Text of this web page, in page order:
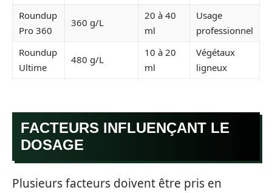
Roundup
Pro 360
360 g/L
20 à 40
ml
Usage
professionnel
Roundup
Ultime
480 g/L
10 à 20
ml
Végétaux
ligneux
FACTEURS INFLUENÇANT LE
DOSAGE
Plusieurs facteurs doivent être pris en